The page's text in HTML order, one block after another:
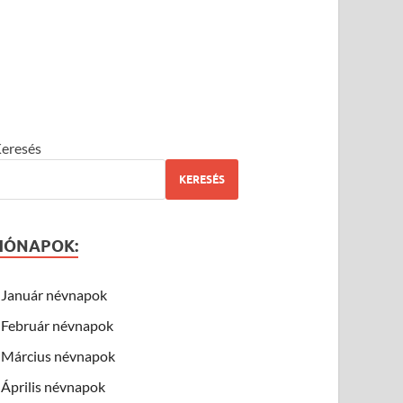
KERESÉS
Január névnapok
Február névnapok
Március névnapok
Április névnapok